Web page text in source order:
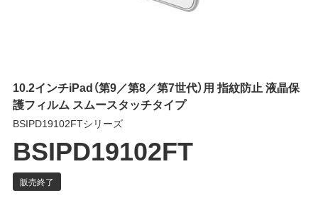
10.2インチiPad（第9／第8／第7世代）用 指紋防止 液晶保
護フィルム スムースタッチタイプ
BSIPD19102FTシリーズ
BSIPD19102FT